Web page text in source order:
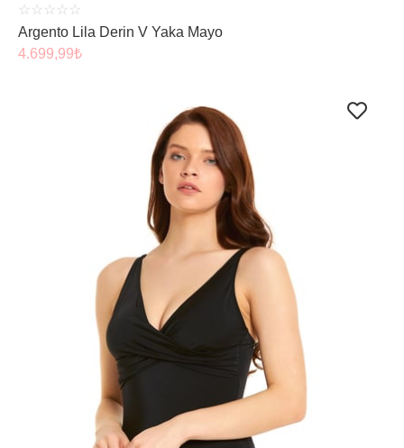
☆ ☆ ☆ ☆ ☆
Argento Lila Derin V Yaka Mayo
4.699,99₺